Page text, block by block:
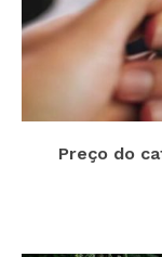
Preço do